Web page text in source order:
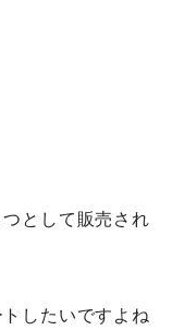
として販売され
したいですよね